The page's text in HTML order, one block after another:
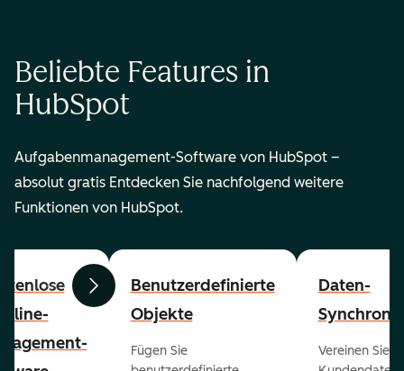
Beliebte Features in
HubSpot
Aufgabenmanagement-Software von HubSpot –
absolut gratis Entdecken Sie nachfolgend weitere
Funktionen von HubSpot.
ZurückWeiterBenutzerdefinierte
Objekte
Fügen Sie
Daten-
Vereinen Sie